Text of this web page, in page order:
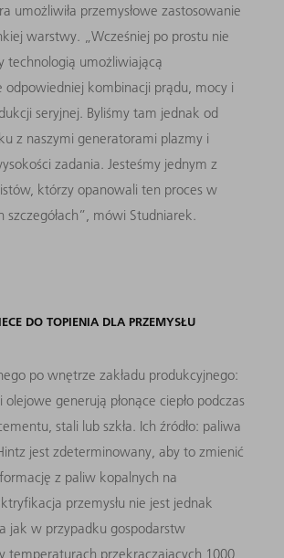
umożliwiła przemysłowe zastosowanie
warstwy. „Wcześniej po prostu nie
technologią umożliwiającą
odpowiedniej kombinacji prądu, mocy i
seryjnej. Byliśmy tam jednak od
z naszymi generatorami plazmy i
zadania. Jesteśmy jednym z
którzy opanowali ten proces w
szczegółach”, mówi Studniarek.
DO TOPIENIA DLA PRZEMYSŁU
po wnętrze zakładu produkcyjnego:
generują płonące ciepło podczas
stali lub szkła. Ich źródło: paliwa
jest zdeterminowany, aby to zmienić
z paliw kopalnych na
przemysłu nie jest jednak
jak w przypadku gospodarstw
temperaturach przekraczających 1000